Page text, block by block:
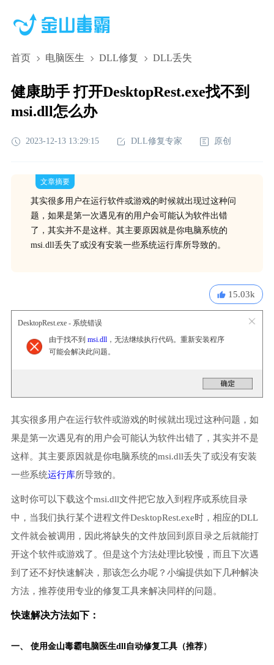
首页 电脑医生 DLL修复 DLL丢失
健康助手 打开DesktopRest.exe找不到
msi.dll怎么办
2023-12-13 13:29:15 DLL修复专家 原创
文章摘要
其实很多用户在运行软件或游戏的时候就出现过这种问
题，如果是第一次遇见有的用户会可能认为软件出错
了，其实并不是这样。其主要原因就是你电脑系统的
msi.dll丢失了或没有安装一些系统运行库所导致的。
15.03k
DesktopRest.exe - 系统错误
由于找不到 msi.dll，无法继续执行代码。重新安装程序
可能会解决此问题。
其实很多用户在运行软件或游戏的时候就出现过这种问题，如
果是第一次遇见有的用户会可能认为软件出错了，其实并不是
这样。其主要原因就是你电脑系统的msi.dll丢失了或没有安装
一些系统运行库所导致的。
这时你可以下载这个msi.dll文件把它放入到程序或系统目录
中，当我们执行某个进程文件DesktopRest.exe时，相应的DLL
文件就会被调用，因此将缺失的文件放回到原目录之后就能打
开这个软件或游戏了。但是这个方法处理比较慢，而且下次遇
到了还不好快速解决，那该怎么办呢？小编提供如下几种解决
方法，推荐使用专业的修复工具来解决同样的问题。
快速解决方法如下：
一、 使用金山毒霸电脑医生dll自动修复工具（推荐）